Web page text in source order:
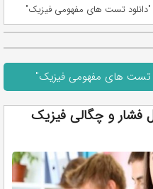
تست های مفهومی فیزیک"
تست های مفهومی فیزیک"
فشار و چگالی فیزیک